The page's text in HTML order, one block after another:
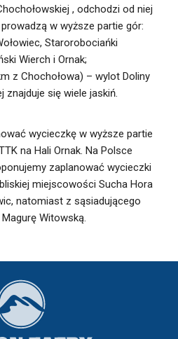
, odchodzi od niej
w wyższe partie gór:
Starorobociańki
Wierch i Ornak;
z Chochołowa) – wylot Doliny
znajduje się wiele jaskiń.
wycieczkę w wyższe partie
na Hali Ornak. Na Polsce
zaplanować wycieczki
miejscowości Sucha Hora
natomiast z sąsiadującego
Witowską.